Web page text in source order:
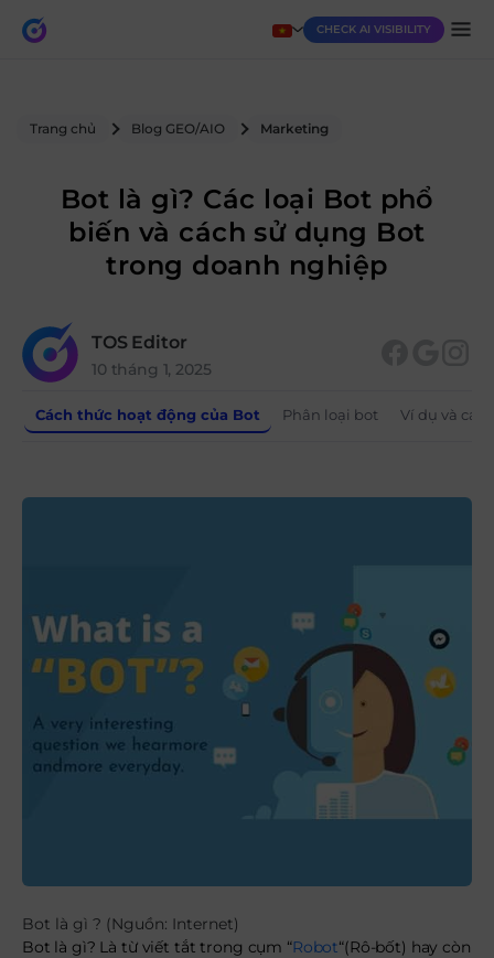
CHECK AI VISIBILITY
Trang chủ Blog GEO/AIO Marketing
Bot là gì? Các loại Bot phổ
biến và cách sử dụng Bot
trong doanh nghiệp
TOS Editor
10 tháng 1, 2025
Cách thức hoạt động của Bot Phân loại bot Ví dụ và
Bot là gì ? (Nguồn: Internet)
Bot là gì? Là từ viết tắt trong cụm “Robot“(Rô-bốt) hay còn